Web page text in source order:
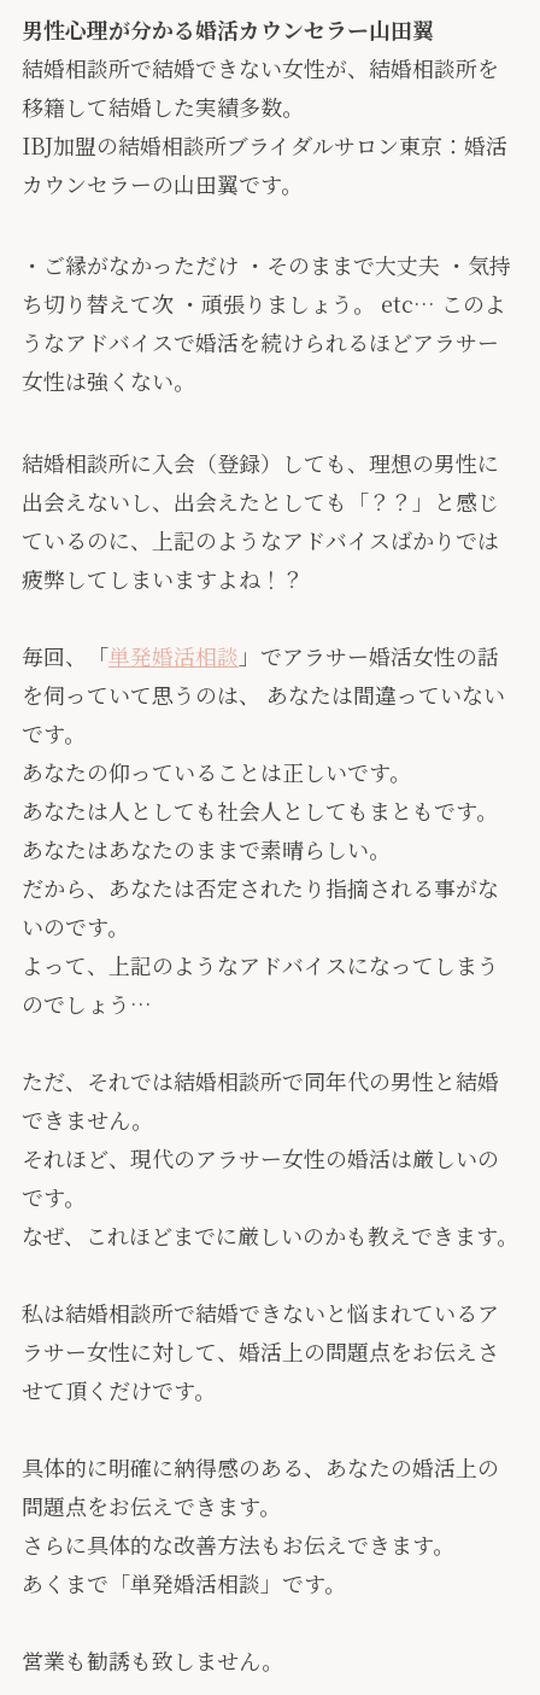
男性心理が分かる婚活カウンセラー山田翼
結婚相談所で結婚できない女性が、結婚相談所を
移籍して結婚した実績多数。
IBJ加盟の結婚相談所ブライダルサロン東京：婚活
カウンセラーの山田翼です。
・ご縁がなかっただけ ・そのままで大丈夫 ・気持
ち切り替えて次 ・頑張りましょう。 etc… このよ
うなアドバイスで婚活を続けられるほどアラサー
女性は強くない。
結婚相談所に入会（登録）しても、理想の男性に
出会えないし、出会えたとしても「？？」と感じ
ているのに、上記のようなアドバイスばかりでは
疲弊してしまいますよね！？
毎回、「単発婚活相談 」でアラサー婚活女性の話
を伺っていて思うのは、 あなたは間違っていない
です。
あなたの仰っていることは正しいです。
あなたは人としても社会人としてもまともです。
あなたはあなたのままで素晴らしい。
だから、あなたは否定されたり指摘される事がな
いのです。
よって、上記のようなアドバイスになってしまう
のでしょう…
ただ、それでは結婚相談所で同年代の男性と結婚
できません。
それほど、現代のアラサー女性の婚活は厳しいの
です。
なぜ、これほどまでに厳しいのかも教えできます。
私は結婚相談所で結婚できないと悩まれているア
ラサー女性に対して、婚活上の問題点をお伝えさ
せて頂くだけです。
具体的に明確に納得感のある、あなたの婚活上の
問題点をお伝えできます。
さらに具体的な改善方法もお伝えできます。
あくまで「単発婚活相談」です。
営業も勧誘も致しません。